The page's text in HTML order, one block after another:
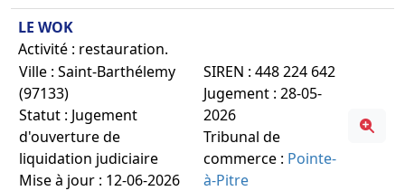
LE WOK
Activité : restauration.
Ville : Saint-Barthélemy
(97133)
Statut : Jugement
d'ouverture de
liquidation judiciaire
Mise à jour : 12-06-2026
SIREN : 448 224 642
Jugement : 28-05-
2026
Tribunal de
commerce : Pointe-
à-Pitre